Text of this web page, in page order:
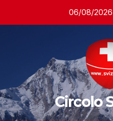
06/08/2026
Circolo